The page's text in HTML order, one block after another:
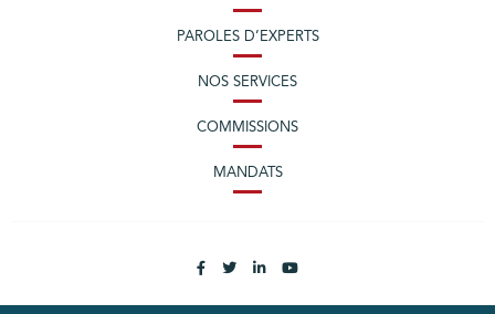
PAROLES D’EXPERTS
NOS SERVICES
COMMISSIONS
MANDATS